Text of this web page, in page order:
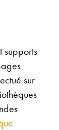
supports
sur